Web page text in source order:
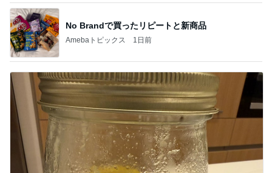
No Brandで買ったリピートと新商品
Amebaトピックス 1日前